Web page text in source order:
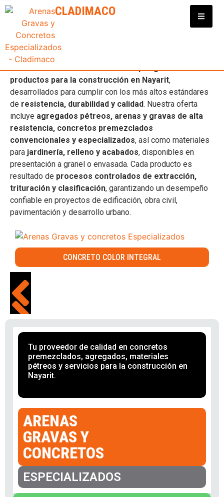
CLADIMACO
AGREGADO PÉTREO DE ½” A
3/16”
EnCladimacocontamos con unaamplia gama de
productos para la construcción en Nayarit,
desarrollados para cumplir con los más altos estándares
de resistencia, durabilidad y calidad. Nuestra oferta
incluye agregados pétreos, arenas y gravas de alta
resistencia, concretos premezclados
convencionales y especializados, así como materiales
para jardinería, relleno y acabados, disponibles en
presentación a granel o envasada. Cada producto es
resultado de procesos controlados de extracción,
trituración y clasificación, garantizando un desempeño
confiable en proyectos de edificación, obra civil,
pavimentación y desarrollo urbano.
CONCRETO COLOR INTEGRAL
Tu proveedor de calidad en concretos
premezclados, agregados, materiales
pétreos y servicios para la construcción en
Nayarit.
ARENAS
GRAVAS Y
CONCRETOS
ESPECIALIZADOS